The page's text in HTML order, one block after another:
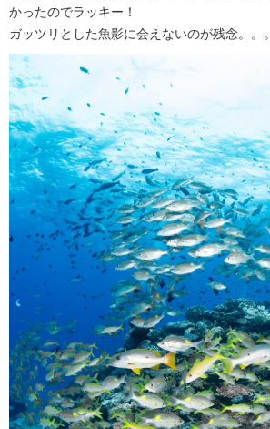
かったのでラッキー！
ガッツリとした魚影に会えないのが残念。。。